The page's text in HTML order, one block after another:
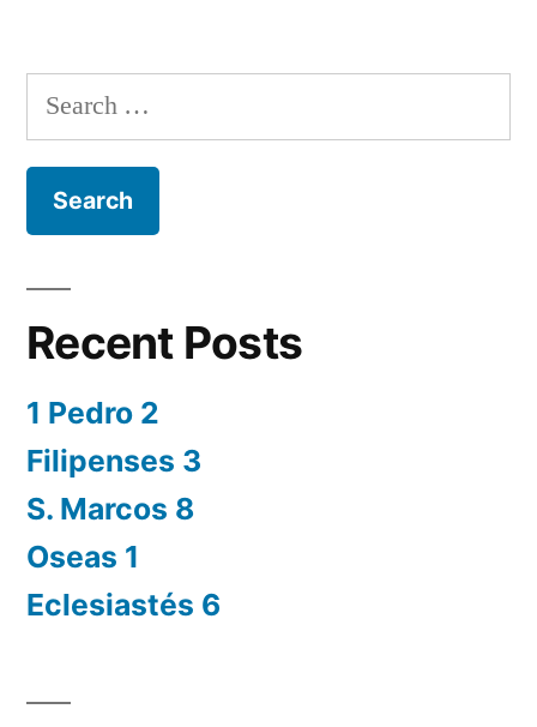
Search
for:
Recent Posts
1 Pedro 2
Filipenses 3
S. Marcos 8
Oseas 1
Eclesiastés 6